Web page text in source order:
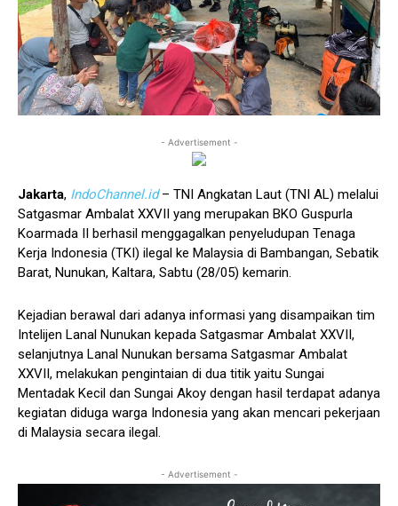
- Advertisement -
Jakarta, IndoChannel.id– TNI Angkatan Laut (TNI AL) melalui
Satgasmar Ambalat XXVII yang merupakan BKO Guspurla
Koarmada II berhasil menggagalkan penyeludupan Tenaga
Kerja Indonesia (TKI) ilegal ke Malaysia di Bambangan, Sebatik
Barat, Nunukan, Kaltara, Sabtu (28/05) kemarin.
Kejadian berawal dari adanya informasi yang disampaikan tim
Intelijen Lanal Nunukan kepada Satgasmar Ambalat XXVII,
selanjutnya Lanal Nunukan bersama Satgasmar Ambalat
XXVII, melakukan pengintaian di dua titik yaitu Sungai
Mentadak Kecil dan Sungai Akoy dengan hasil terdapat adanya
kegiatan diduga warga Indonesia yang akan mencari pekerjaan
di Malaysia secara ilegal.
- Advertisement -